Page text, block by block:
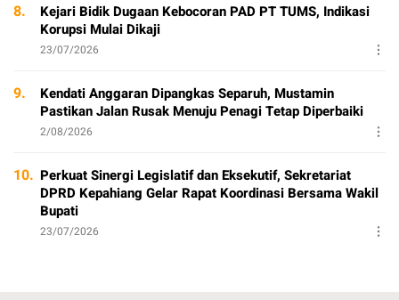
8.
Kejari Bidik Dugaan Kebocoran PAD PT TUMS, Indikasi
Korupsi Mulai Dikaji
23/07/2026
9.
Kendati Anggaran Dipangkas Separuh, Mustamin
Pastikan Jalan Rusak Menuju Penagi Tetap Diperbaiki
2/08/2026
10. Perkuat Sinergi Legislatif dan Eksekutif, Sekretariat
DPRD Kepahiang Gelar Rapat Koordinasi Bersama Wakil
Bupati
23/07/2026